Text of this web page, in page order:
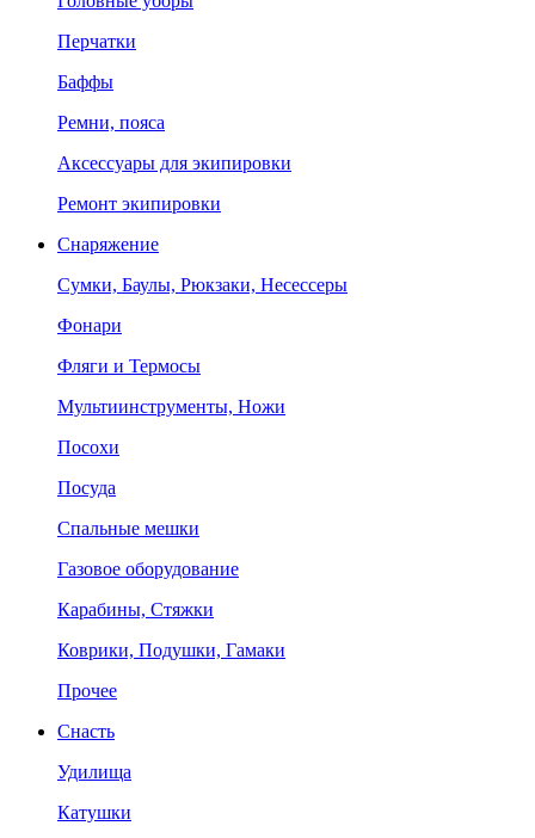
Перчатки
Баффы
Ремни, пояса
Аксессуары для экипировки
Ремонт экипировки
Снаряжение
Сумки, Баулы, Рюкзаки, Несессеры
Фонари
Фляги и Термосы
Мультиинструменты, Ножи
Посохи
Посуда
Спальные мешки
Газовое оборудование
Карабины, Стяжки
Коврики, Подушки, Гамаки
Прочее
Снасть
Удилища
Катушки